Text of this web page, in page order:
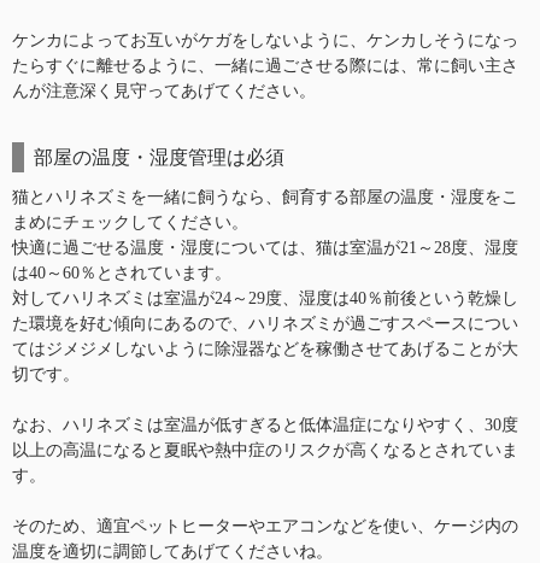
ケンカによってお互いがケガをしないように、ケンカしそうになっ
たらすぐに離せるように、一緒に過ごさせる際には、常に飼い主さ
んが注意深く見守ってあげてください。
部屋の温度・湿度管理は必須
猫とハリネズミを一緒に飼うなら、飼育する部屋の温度・湿度をこ
まめにチェックしてください。
快適に過ごせる温度・湿度については、猫は室温が21～28度、湿度
は40～60％とされています。
対してハリネズミは室温が24～29度、湿度は40％前後という乾燥し
た環境を好む傾向にあるので、ハリネズミが過ごすスペースについ
てはジメジメしないように除湿器などを稼働させてあげることが大
切です。
なお、ハリネズミは室温が低すぎると低体温症になりやすく、30度
以上の高温になると夏眠や熱中症のリスクが高くなるとされていま
す。
そのため、適宜ペットヒーターやエアコンなどを使い、ケージ内の
温度を適切に調節してあげてくださいね。